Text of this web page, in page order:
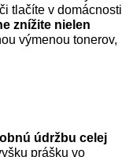
tlačíte v domácnosti
znížite nielen
výmenou tonerov,
údržbu celej
prášku vo